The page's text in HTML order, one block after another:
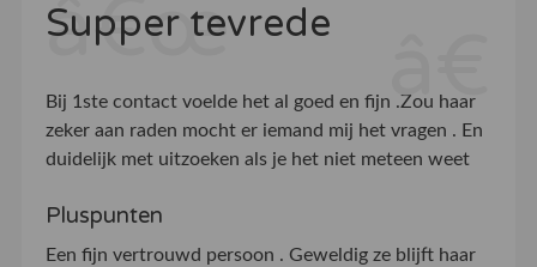
Supper tevrede
Bij 1ste contact voelde het al goed en fijn .Zou haar
zeker aan raden mocht er iemand mij het vragen . En
duidelijk met uitzoeken als je het niet meteen weet
Pluspunten
Een fijn vertrouwd persoon . Geweldig ze blijft haar